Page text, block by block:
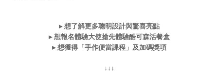
▸ 想了解更多聰明設計與驚喜亮點
▸ 想報名體驗大使搶先體驗酷可森活餐盒
▸ 想獲得「手作便當課程」及加碼獎項
↓↓↓